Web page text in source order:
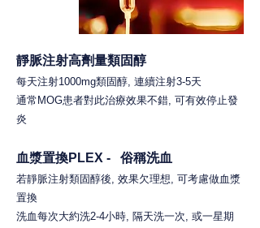
靜脈注射高劑量類固醇
每天注射1000mg類固醇, 連續注射3-5天
通常MOG患者對此治療效果不錯, 可有效停止發
炎
血漿置換PLEX - 俗稱洗血
若靜脈注射類固醇後, 效果欠理想, 可考慮做血漿
置換
洗血每次大約洗2-4小時, 隔天洗一次, 或一星期